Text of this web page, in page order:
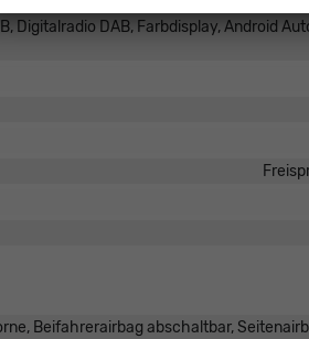
DAB, Farbdisplay, Android
Beifahrerairbag abschaltbar,